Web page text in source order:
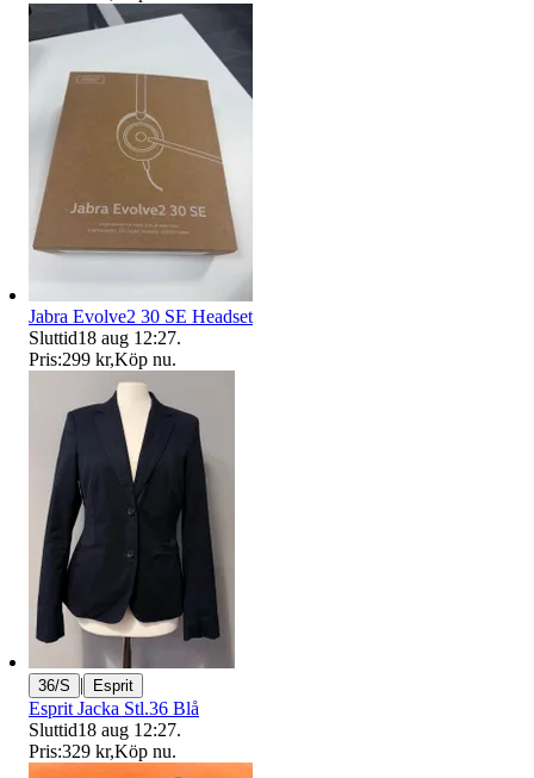
Jabra Evolve2 30 SE Headset
Sluttid18 aug 12:27.
Pris:299 kr,Köp nu.
36/S | Esprit
Esprit Jacka Stl.36 Blå
Sluttid18 aug 12:27.
Pris:329 kr,Köp nu.